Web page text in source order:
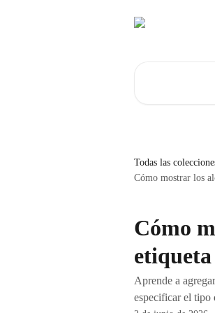
Todas las
Cómo mostrar los
Cómo
Aprende a
especificar el tipo